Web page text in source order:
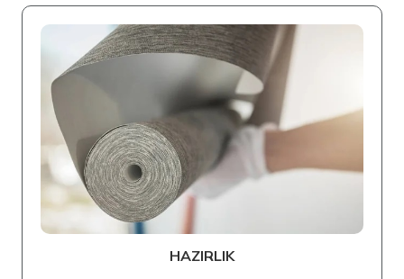
HAZIRLIK